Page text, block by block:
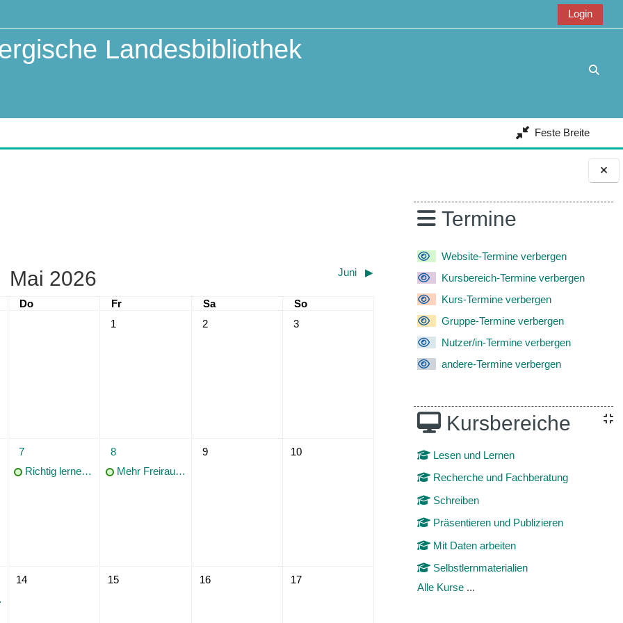
BlöckeTermine
Website-Termine verbergen
Kursbereich-Termine verbergen
Kurs-Termine verbergen
Gruppe-Termine verbergen
Nutzer/in-Termine verbergen
andere-Termine verbergen
Kursbereiche
Lesen und Lernen
Recherche und Fachberatung
Schreiben
Präsentieren und Publizieren
Mit Daten arbeiten
Selbstlernmaterialien
Alle Kurse ...
Login
Landesbibliothek
Feste Breite
Mai 2026 Juni ▶︎
Donnerstag
Do Freitag
Fr Samstag
Sa Sonntag
So
Keine Termine, Freitag, 1. Mai
1 Keine Termine, Samstag, 2. Mai
2 Keine Termine, Sonntag, 3. Mai
3
6. Mai
1 Termin, Donnerstag, 7. Mai
7
Richtig lernen! Wie geht das eigentlich?
1 Termin, Freitag, 8. Mai
8
Mehr Freiraum, weniger Stress mit effektivem Zeitmanagement
Keine Termine, Samstag, 9. Mai
9 Keine Termine, Sonntag, 10. Mai
10
13. Mai
Keine Termine, Donnerstag, 14. Mai
14 Keine Termine, Freitag, 15. Mai
15 Keine Termine, Samstag, 16. Mai
16 Keine Termine, Sonntag, 17. Mai
17